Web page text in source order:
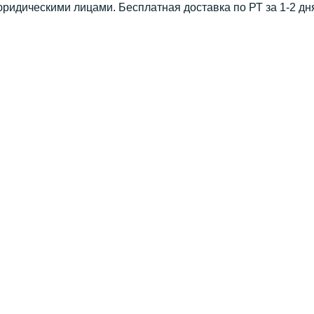
лицами. Бесплатная доставка по РТ за 1-2